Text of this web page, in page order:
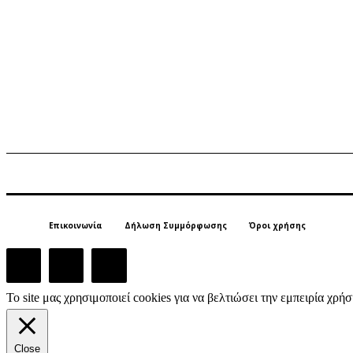
Επικοινωνία Δήλωση Συμμόρφωσης Όροι χρήσης
Το site μας χρησιμοποιεί cookies για να βελτιώσει την εμπειρία
Close